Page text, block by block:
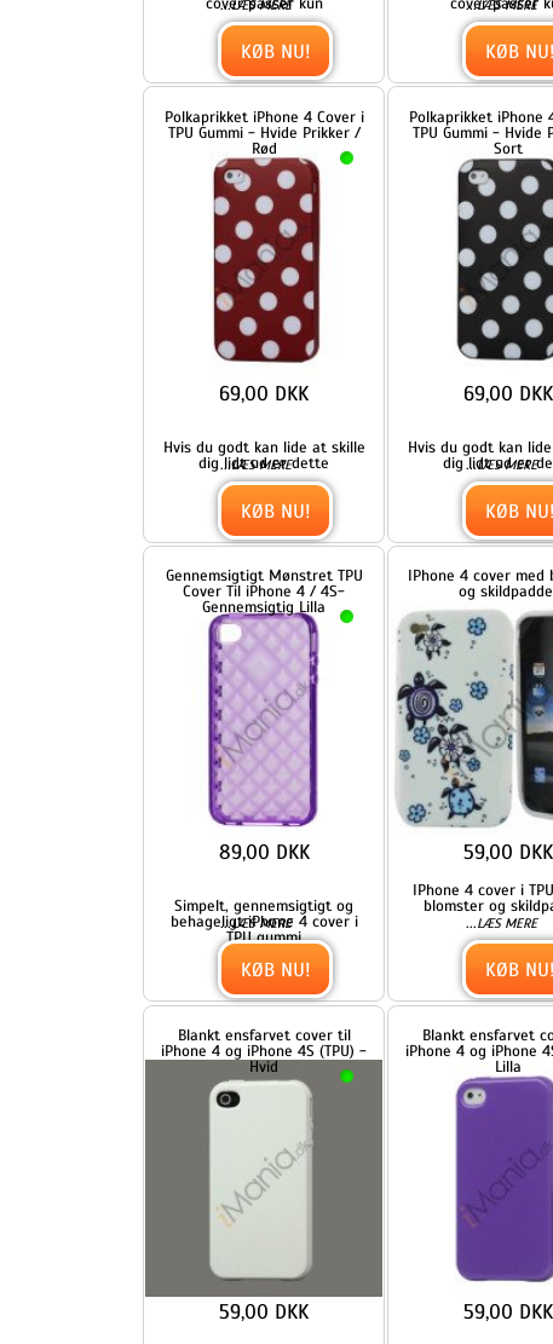
dig lidt ud er dette
...LÆS MERE
69,00 DKK
KØB NU!
dig lidt ud er dette
...LÆS MERE
69,00 DKK
KØB NU!
Gennemsigtigt Mønstret TPU
Cover Til iPhone 4 / 4S-
Gennemsigtig Lilla
Simpelt, gennemsigtigt og
behageligt iPhone 4 cover i
TPU gummi
LÆS MERE
89,00 DKK
KØB NU!
IPhone 4 cover med blomster
og skildpadder
IPhone 4 cover i TPU gummi
blomster og skildpadder.
LÆS MERE
59,00 DKK
KØB NU!
Blankt ensfarvet cover til
iPhone 4 og iPhone 4S (TPU) -
Hvid
Helt simpelt TPU gummicover
til iPhone 4 og iPhone 4S.
Coveret er
LÆS MERE
KØB NU!
Blankt ensfarvet cover til
iPhone 4 og iPhone 4S (TPU) -
Lilla
Helt simpelt TPU gummicover
til iPhone 4 og iPhone 4S.
Coveret er
LÆS MERE
59,00 DKK
KØB NU!
Blankt gennemsigtigt iPhone 4
cover (TPU) - gennemsigtig
lilla
49,00 DKK
Blankt gennemsigtigt iPhone 4
cover (TPU) - Gennemsigtig
Orange